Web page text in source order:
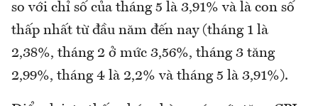
so với chỉ số của tháng 5 là 3,91% và là con số
thấp nhất từ đầu năm đến nay (tháng 1 là
2,38%, tháng 2 ở mức 3,56%, tháng 3 tăng
2,99%, tháng 4 là 2,2% và tháng 5 là 3,91%).